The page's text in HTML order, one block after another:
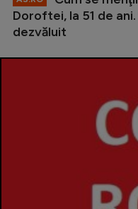
Doroftei, la 51 de
dezvăluit